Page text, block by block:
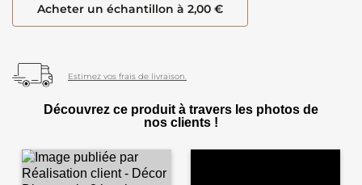
Acheter un échantillon à 2,00 €
Estimez vos frais de livraison.
Découvrez ce produit à travers les photos de
nos clients !